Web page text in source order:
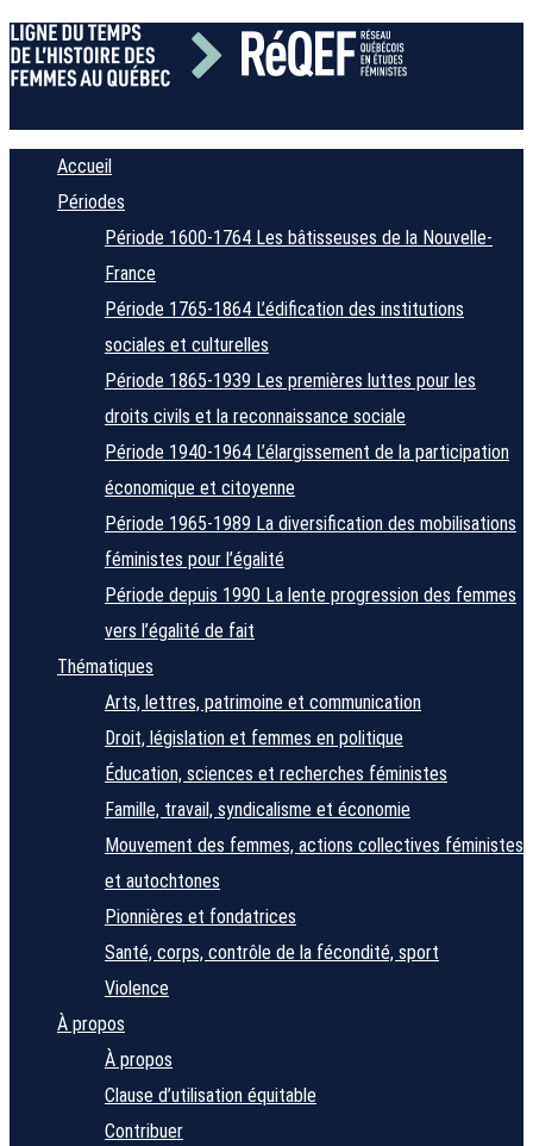
Accueil
Périodes
Période 1600-1764 Les bâtisseuses de la Nouvelle-
France
Période 1765-1864 L’édification des institutions
sociales et culturelles
Période 1865-1939 Les premières luttes pour les
droits civils et la reconnaissance sociale
Période 1940-1964 L’élargissement de la participation
économique et citoyenne
Période 1965-1989 La diversification des mobilisations
féministes pour l’égalité
Période depuis 1990 La lente progression des femmes
vers l’égalité de fait
Thématiques
Arts, lettres, patrimoine et communication
Droit, législation et femmes en politique
Éducation, sciences et recherches féministes
Famille, travail, syndicalisme et économie
Mouvement des femmes, actions collectives féministes
et autochtones
Pionnières et fondatrices
Santé, corps, contrôle de la fécondité, sport
Violence
À propos
À propos
Clause d’utilisation équitable
Contribuer